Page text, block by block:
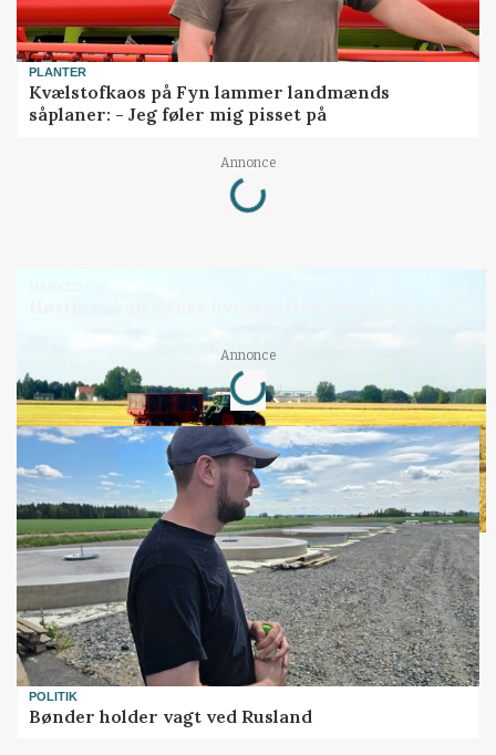
PLANTER
Kvælstofkaos på Fyn lammer landmænds
såplaner: - Jeg føler mig pisset på
Annonce
Loading...
Annonce
Loading...
POLITIK
Bønder holder vagt ved Rusland